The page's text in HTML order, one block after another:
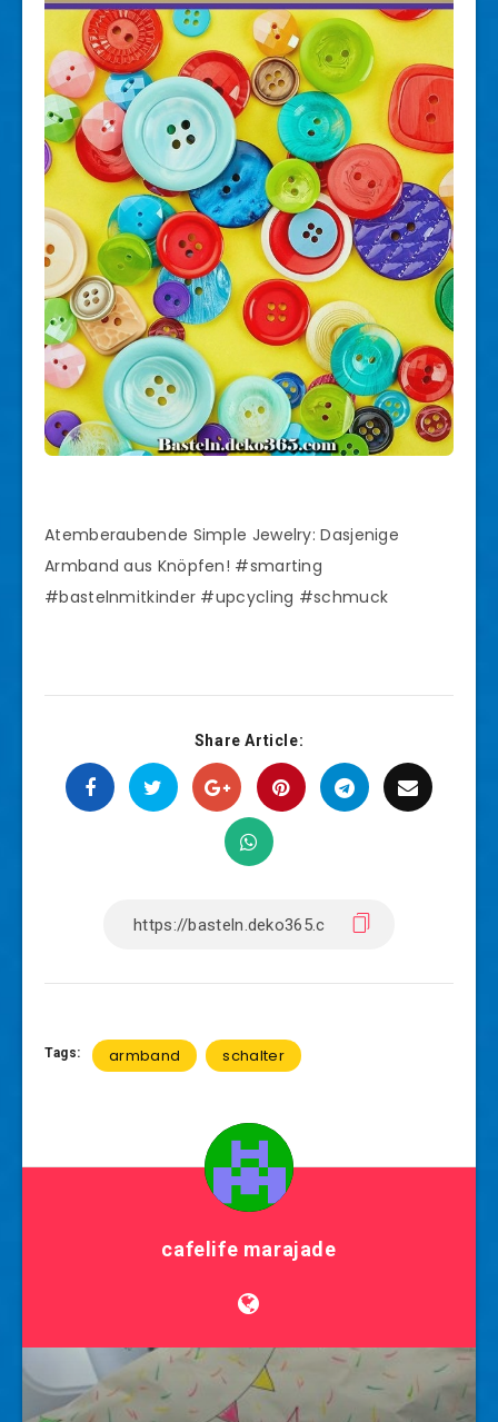
Atemberaubende Simple Jewelry: Dasjenige
Armband aus Knöpfen! #smarting
#bastelnmitkinder #upcycling #schmuck
Share Article:
Tags: armband schalter
cafelife marajade